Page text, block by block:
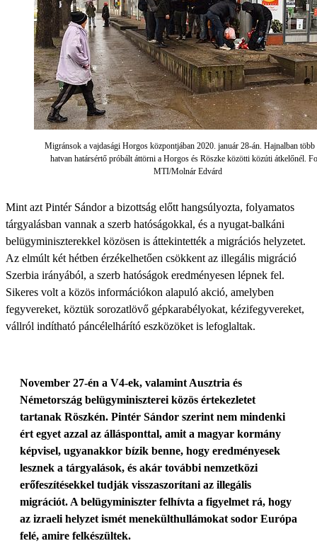
Migránsok a vajdasági Horgos központjában 2020. január 28-án. Hajnalban több
hatvan határsértő próbált áttörni a Horgos és Röszke közötti közúti átkelőnél.
MTI/Molnár Edvárd
Mint azt Pintér Sándor a bizottság előtt hangsúlyozta, folyamatos
tárgyalásban vannak a szerb hatóságokkal, és a nyugat-balkáni
belügyminiszterekkel közösen is áttekintették a migrációs helyzetet.
Az elmúlt két hétben érzékelhetően csökkent az illegális migráció
Szerbia irányából, a szerb hatóságok eredményesen lépnek fel.
Sikeres volt a közös információkon alapuló akció, amelyben
fegyvereket, köztük sorozatlövő gépkarabélyokat, kézifegyvereket,
vállról indítható páncélelhárító eszközöket is lefoglaltak.
November 27-én a V4-ek, valamint Ausztria és
Németország belügyminiszterei közös értekezletet
tartanak Röszkén. Pintér Sándor szerint nem mindenki
ért egyet azzal az állásponttal, amit a magyar kormány
képvisel, ugyanakkor bízik benne, hogy eredményesek
lesznek a tárgyalások, és akár további nemzetközi
erőfeszítésekkel tudják visszaszorítani az illegális
migrációt. A belügyminiszter felhívta a figyelmet rá, hogy
az izraeli helyzet ismét menekülthullámokat sodor Európa
felé, amire felkészültek.